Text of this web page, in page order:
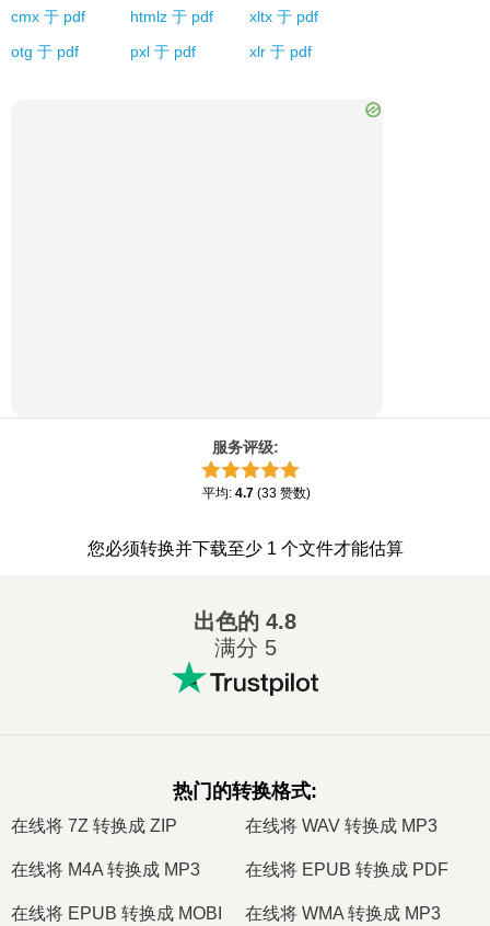
cmx 于 pdf htmlz 于 pdf xltx 于 pdf
otg 于 pdf pxl 于 pdf xlr 于 pdf
服务评级:
平均: 4.7 (33 赞数)
您必须转换并下载至少 1 个文件才能估算
出色的 4.8
满分 5
热门的转换格式:
在线将 7Z 转换成 ZIP 在线将 WAV 转换成 MP3
在线将 M4A 转换成 MP3 在线将 EPUB 转换成 PDF
在线将 EPUB 转换成 MOBI 在线将 WMA 转换成 MP3